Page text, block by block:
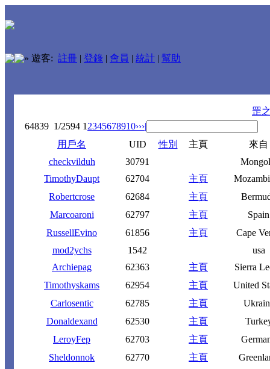
» 遊客: 註冊 | 登錄 | 會員 | 統計 | 幫助
罡
64839 1/2594 1 2345678910›››|
用戶名
UID 性別 主頁
來自
checkvilduh
30791
TimothyDaupt
62704 主頁
Robertcrose
62684 主頁
Marcoaroni
62797 主頁
Spain
RussellEvino
61856 主頁
Cape
mod2ychs
1542
usa
Archiepag
62363 主頁
Sierra
Timothyskams
62954 主頁
United
Carlosentic
62785 主頁
Donaldexand
62530 主頁
LeroyFep
62703 主頁
Sheldonnok
62770 主頁